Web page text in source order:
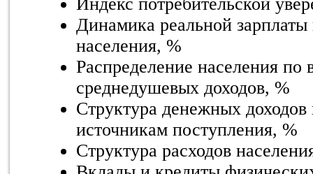
Индекс потребительской
Динамика реальной
населения, %
Распределение населения по
среднедушевых доходов, %
Структура денежных доходов
источникам поступления, %
Структура расходов